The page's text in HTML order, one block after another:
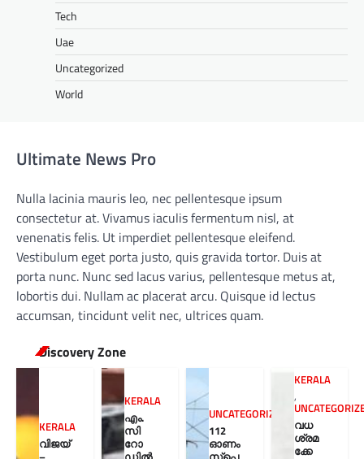
Tech
Uae
Uncategorized
World
Ultimate News Pro
Nulla lacinia mauris leo, nec pellentesque ipsum
consectetur at. Vivamus iaculis fermentum nisl, at
venenatis felis. Ut imperdiet pellentesque eleifend.
Vestibulum eget porta justo, quis gravida tortor. Duis at
porta nunc. Nunc sed lacus varius, pellentesque metus at,
lobortis dui. Nullam ac placerat arcu. Quisque id lectus
accumsan, tincidunt velit nec, ultrices quam.
Discovery Zone
KERALA
വിജയ്
KERALA
എം.
സി
റോ
UNCATEGORIZED
112
ഓണം
KERALA
,
വധ
ശ്രമ
ക്കേ